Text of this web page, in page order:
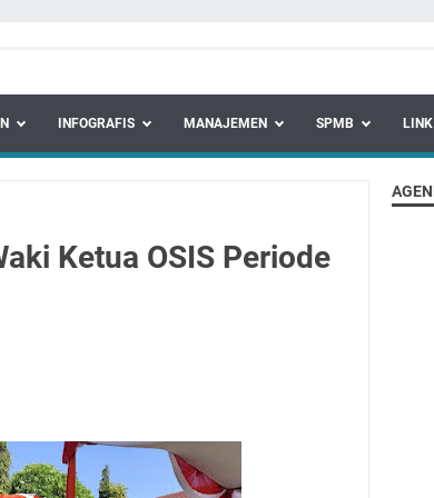
INFOGRAFIS MANAJEMEN SPMB LINK
Ketua OSIS Periode